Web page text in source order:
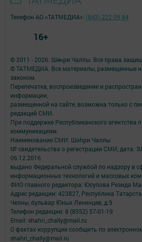
© 2011 - 2026. Шәһри Чаллы. Все права
© ТАТМЕДИА. Все материалы, размещенные
законом.
Перепечатка, воспроизведение и
информации,
размещенной на сайте, возможна только с
редакций СМИ.
При поддержке Республиканского агентства
коммуникациям.
Наименование СМИ: Шəhри Чаллы
№ свидетельства о регистрации СМИ, дата:
06.12.2016
выдано Федеральной службой по надзору в
информационных технологий и массовых
ФИО главного редактора: Юсупова Резида
Адрес редакции: 423827, Республика
Челны, бульвар Юных Ленинцев, д.9
Телефон редакции: 8 (8552) 57-01-19
Email: shahri_chally@mail.ru
О фактах коррупции сообщить по
shahri_chally@mail.ru
Телефон АО «ТАТМЕДИА»: (843) 222 09 84
16+